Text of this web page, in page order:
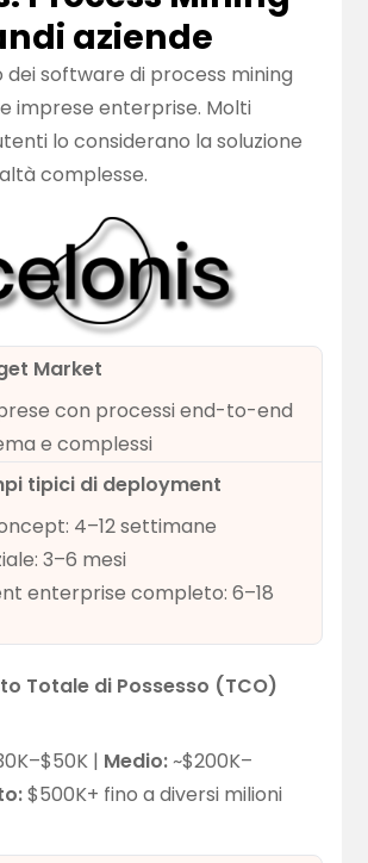
aziende
dei software di process mining
imprese enterprise. Molti
lo considerano la soluzione
complesse.
Market
con processi end-to-end
e complessi
tipici di deployment
4–12 settimane
3–6 mesi
enterprise completo: 6–18
Totale di Possesso (TCO)
| Medio:~$200K–
$500K+ fino a diversi milioni